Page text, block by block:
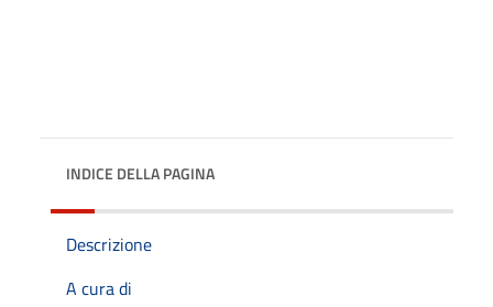
INDICE DELLA PAGINA
Descrizione
A cura di